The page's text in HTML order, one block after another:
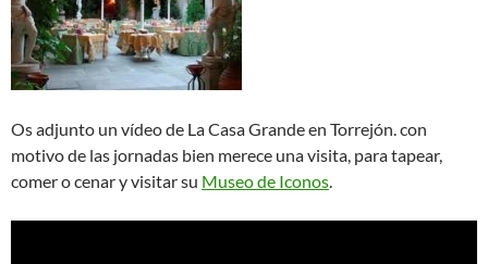
Os adjunto un vídeo de La Casa Grande en Torrejón. con
motivo de las jornadas bien merece una visita, para tapear,
comer o cenar y visitar su Museo de Iconos